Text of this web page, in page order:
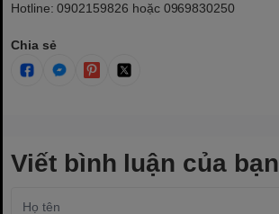
Hotline: 0902159826 hoặc 0969830250
Chia sẻ
Viết bình luận của bạn